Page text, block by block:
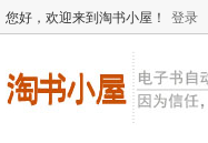
您好，欢迎来到淘书小屋！ 登录